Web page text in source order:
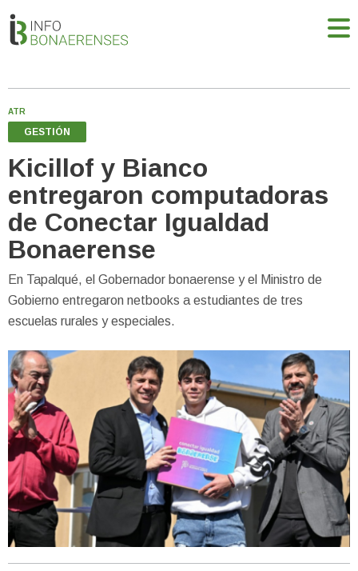
ATR
GESTIÓN
Kicillof y Bianco
entregaron computadoras
de Conectar Igualdad
Bonaerense
En Tapalqué, el Gobernador bonaerense y el Ministro de
Gobierno entregaron netbooks a estudiantes de tres
escuelas rurales y especiales.